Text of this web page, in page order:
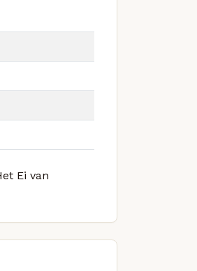
Ei van